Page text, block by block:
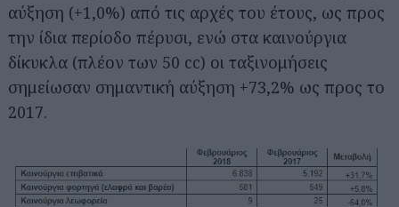
αύξηση (+1,0%) από τις αρχές του έτους, ως προς
την ίδια περίοδο πέρυσι, ενώ στα καινούργια
δίκυκλα (πλέον των 50 cc) οι ταξινομήσεις
σημείωσαν σημαντική αύξηση +73,2% ως προς το
2017.